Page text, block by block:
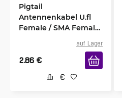
Pigtail
Antennenkabel U.fl
Female / SMA Female
auf Lager
2.86 €